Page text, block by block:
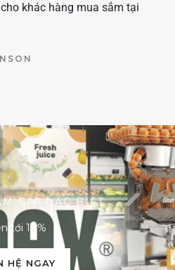
khác hàng mua sắm tại
GIÁ ĐẶC BIỆT
tới 10%
HỆ NGAY